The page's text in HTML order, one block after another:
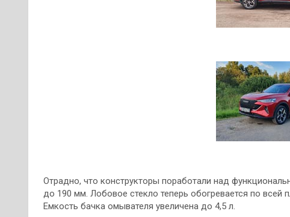
Отрадно, что конструкторы поработали над
до 190 мм. Лобовое стекло теперь обогревается по
Емкость бачка омывателя увеличена до 4,5 л.